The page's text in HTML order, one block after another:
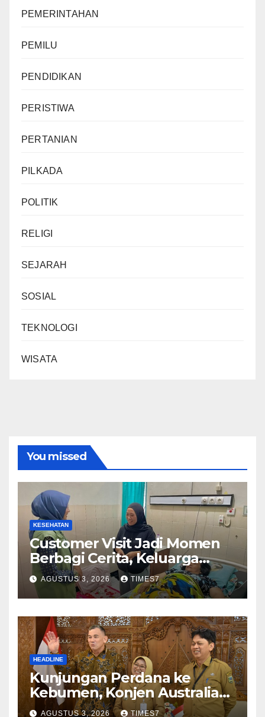
PEMERINTAHAN
PEMILU
PENDIDIKAN
PERISTIWA
PERTANIAN
PILKADA
POLITIK
RELIGI
SEJARAH
SOSIAL
TEKNOLOGI
WISATA
You missed
KESEHATAN
Customer Visit Jadi Momen
Berbagi Cerita, Keluarga
Nurhayati Rasakan Manfaat
NyataProgram JKN
AGUSTUS 3, 2026 TIMES7
HEADLINE
Kunjungan Perdana ke
Kebumen, Konjen Australia
Jajaki Kerja Sama Pariwisata
AGUSTUS 3, 2026 TIMES7